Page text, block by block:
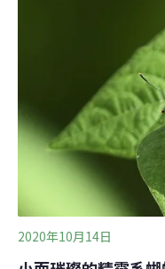
態，絕對是台灣代表
kuafui）專食台灣山毛
話中夸父追日的故事
taiwanus）幼蟲只吃
國到處都有，但整個
到四川以西才發現其
屬植物為食草的蘇鐵綺
peripatria），讓台東蘇
2020年10月14日